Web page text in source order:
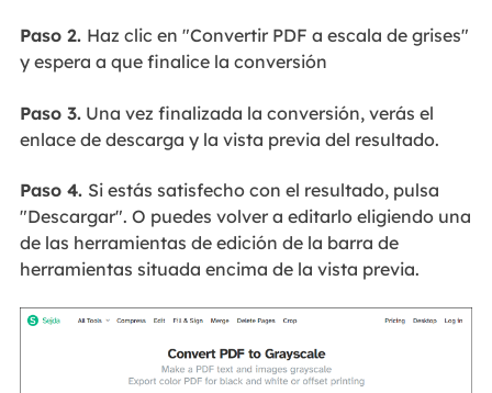
Paso 2. Haz clic en "Convertir PDF a escala de grises"
y espera a que finalice la conversión
Paso 3.Una vez finalizada la conversión, verás el
enlace de descarga y la vista previa del resultado.
Paso 4. Si estás satisfecho con el resultado, pulsa
"Descargar". O puedes volver a editarlo eligiendo una
de las herramientas de edición de la barra de
herramientas situada encima de la vista previa.